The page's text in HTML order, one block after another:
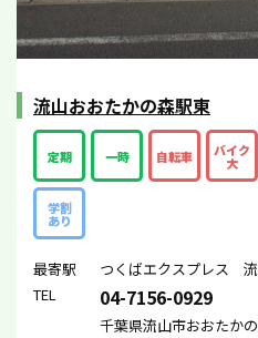
流山おおたかの森駅東
定期 一時 自転車 バイク
大
学割
あり
最寄駅
つくばエクスプレス
TEL
04-7156-0929
千葉県流山市おおたか